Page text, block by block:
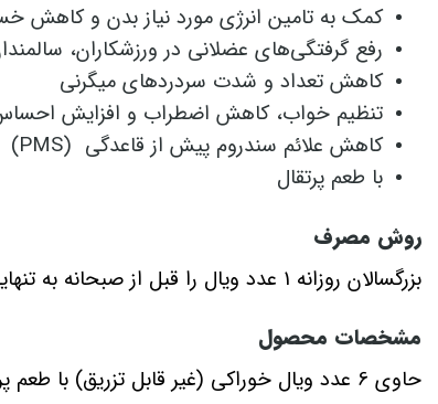
کمک به تامین انرژی مورد نیاز بدن و کاهش
رفع گرفتگی‌های عضلانی در ورزشکاران،
کاهش تعداد و شدت سردردهای میگرنی
تنظیم خواب، کاهش اضطراب و افزایش
کاهش علائم سندروم پیش از قاعدگی (PMS)
با طعم پرتقال
روش مصرف
بزرگسالان روزانه 1 عدد ویال را قبل از صبحانه به تنهایی یا پس از حل کردن در آب و آبمیوه میل کنید.
مشخصات محصول
حاوی 6 عدد ویال خوراکی (غیر قابل تزریق) با طعم پرتقال